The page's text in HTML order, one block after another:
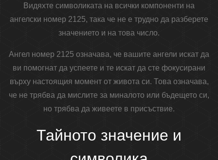
Видяхте символиката на всички компоненти на
ангелски номер 2125, така че не е трудно да разберете
значението и на това число.
Ангел номер 2125 означава, че вашите ангели искат да
ви помогнат да успеете и те искат да сте фокусирани
върху настоящия момент от живота си. Това означава,
че не трябва да мислите за миналото или бъдещето си,
но трябва да живеете в присъствие.
Тайното значение и